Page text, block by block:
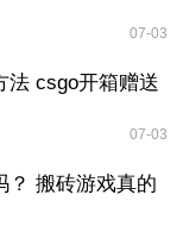
07-03
法 csgo开箱赠送
07-03
？ 搬砖游戏真的